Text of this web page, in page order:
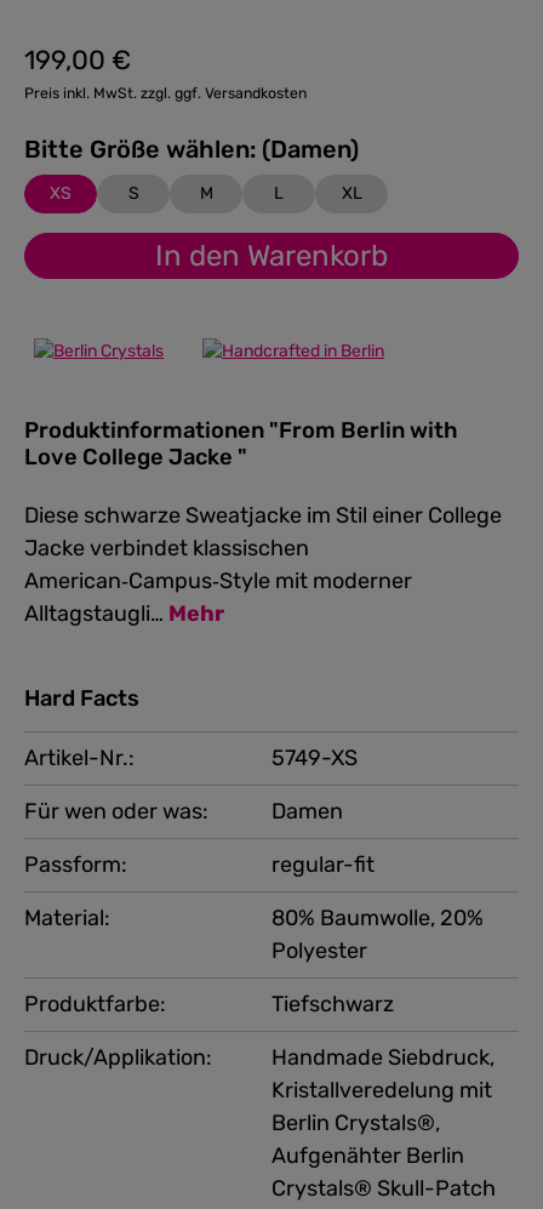
Regulärer Preis:
199,00 €
Preis inkl. MwSt. zzgl. ggf. Versandkosten
Bitte Größe wählen: (Damen)
XS S M L XL
In den Warenkorb
Produktinformationen "From Berlin with
Love College Jacke "
Diese schwarze Sweatjacke im Stil einer College
Jacke verbindet klassischen
American‑Campus‑Style mit moderner
Alltagstaugli… Mehr
Hard Facts
Artikel-Nr.:
5749-XS
Für wen oder was:
Damen
Produktfarbe: Tiefschwarz
Material:
80% Baumwolle, 20%
Polyester
Druck/Applikation:
Handmade Siebdruck,
Kristallveredelung mit
Berlin Crystals®,
Aufgenähter Berlin
Crystals® Skull-Patch
Passform: regular-fit